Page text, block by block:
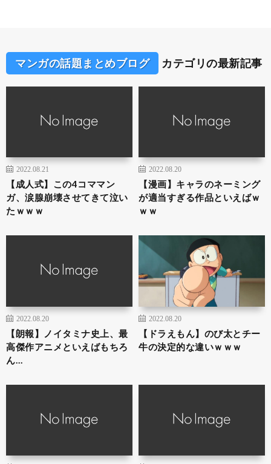
マンガの話題まとめブログ カテゴリの最新記事
2022.08.21
【成人式】この4コママン
ガ、涙腺崩壊させてきて泣い
たｗｗｗ
2022.08.20
【漫画】キャラのネーミング
が適当すぎる作品といえばｗ
ｗｗ
2022.08.20
【朗報】ノイタミナ史上、最
高傑作アニメといえばもちろ
ん…
2022.08.20
【ドラえもん】のび太とチー
牛の決定的な違いｗｗｗ